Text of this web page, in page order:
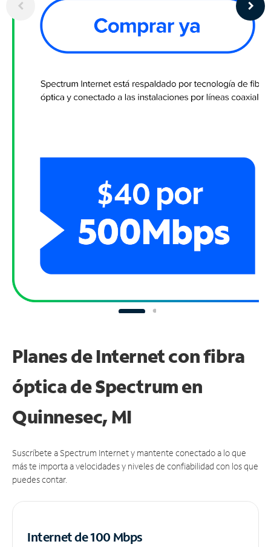
Planes de Internet con fibra
óptica de Spectrum en
Quinnesec, MI
Suscríbete a Spectrum Internet y mantente conectado a lo que
más te importa a velocidades y niveles de confiabilidad con los que
puedes contar.
Internet de 100 Mbps